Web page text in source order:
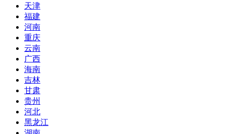
天津
福建
河南
重庆
云南
广西
海南
吉林
甘肃
贵州
河北
黑龙江